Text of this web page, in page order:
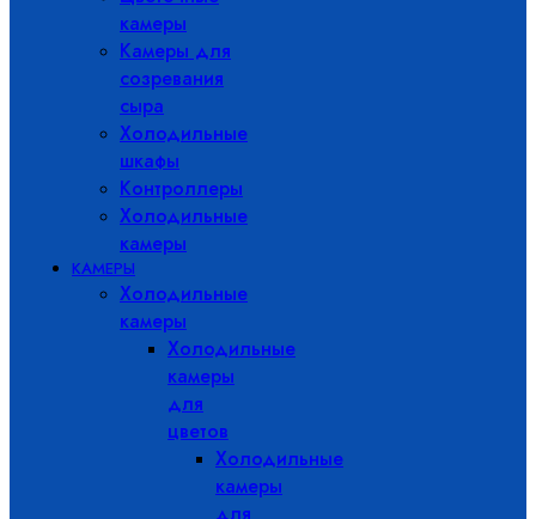
камеры
Камеры для
созревания
сыра
Холодильные
шкафы
Контроллеры
Холодильные
камеры
КАМЕРЫ
Холодильные
камеры
Холодильные
камеры
для
цветов
Холодильные
камеры